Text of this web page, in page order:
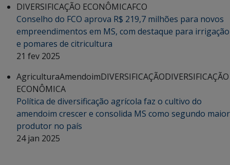
DIVERSIFICAÇÃO ECONÔMICAFCO
Conselho do FCO aprova R$ 219,7 milhões para novos
empreendimentos em MS, com destaque para irrigação
e pomares de citricultura
21 fev 2025
AgriculturaAmendoimDIVERSIFICAÇÃODIVERSIFICAÇÃO
ECONÔMICA
Política de diversificação agrícola faz o cultivo do
amendoim crescer e consolida MS como segundo maior
produtor no país
24 jan 2025